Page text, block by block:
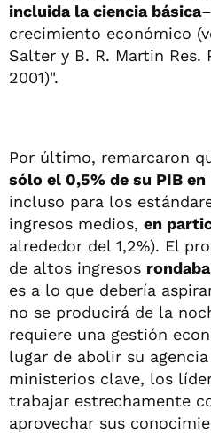
incluida la ciencia básica
crecimiento económico
Salter y B. R. Martin Res.
2001)".
Por último, remarcaron
sólo el 0,5% de su PIB en
incluso para los
ingresos medios, en
alrededor del 1,2%). El
de altos ingresos
es a lo que debería
no se producirá de la
requiere una gestión
lugar de abolir su
ministerios clave, los
trabajar estrechamente
aprovechar sus